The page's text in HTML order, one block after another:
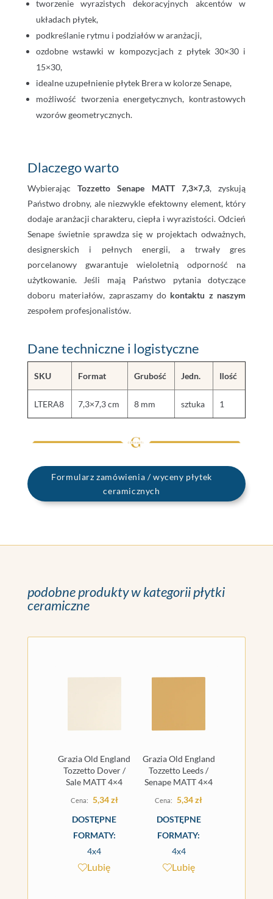
tworzenie wyrazistych dekoracyjnych akcentów w
układach płytek,
podkreślanie rytmu i podziałów w aranżacji,
ozdobne wstawki w kompozycjach z płytek 30×30 i
15×30,
idealne uzupełnienie płytek Brera w kolorze Senape,
możliwość tworzenia energetycznych, kontrastowych
wzorów geometrycznych.
Dlaczego warto
WybierającTozzetto Senape MATT 7,3×7,3, zyskują
Państwo drobny, ale niezwykle efektowny element, który
dodaje aranżacji charakteru, ciepła i wyrazistości. Odcień
Senape świetnie sprawdza się w projektach odważnych,
designerskich i pełnych energii, a trwały gres
porcelanowy gwarantuje wieloletnią odporność na
użytkowanie. Jeśli mają Państwo pytania dotyczące
doboru materiałów, zapraszamy do kontaktu z naszym
zespołem profesjonalistów.
Dane techniczne i logistyczne
SKU Format Grubość Jedn. Ilość
LTERA8 7,3×7,3 cm 8 mm sztuka 1
Formularz zamówienia / wyceny płytek
ceramicznych
podobne produkty w kategorii płytki
ceramiczne
Grazia Old England
Tozzetto Dover /
Sale MATT 4×4
5,34zł
DOSTĘPNE
FORMATY:
4x4
Lubię
Grazia Old England
Tozzetto Leeds /
Senape MATT 4×4
5,34zł
DOSTĘPNE
FORMATY:
4x4
Lubię